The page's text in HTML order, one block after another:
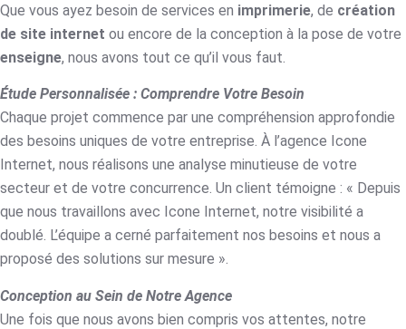
Que vous ayez besoin de services en imprimerie, de création
de site internet ou encore de la conception à la pose de votre
enseigne, nous avons tout ce qu’il vous faut.
Étude Personnalisée : Comprendre Votre Besoin
Chaque projet commence par une compréhension approfondie
des besoins uniques de votre entreprise. À l’agence Icone
Internet, nous réalisons une analyse minutieuse de votre
secteur et de votre concurrence. Un client témoigne : « Depuis
que nous travaillons avec Icone Internet, notre visibilité a
doublé. L’équipe a cerné parfaitement nos besoins et nous a
proposé des solutions sur mesure ».
Conception au Sein de Notre Agence
Une fois que nous avons bien compris vos attentes, notre